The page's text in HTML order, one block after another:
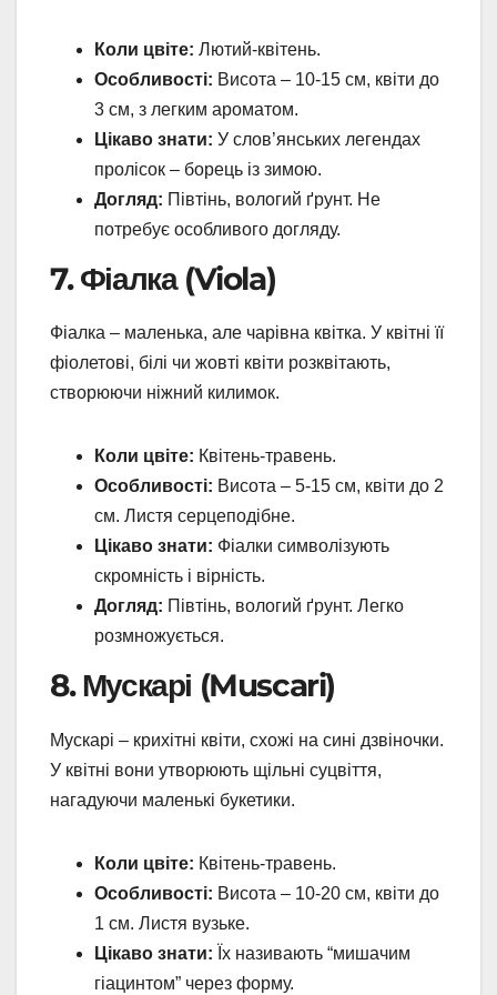
Коли цвіте: Лютий-квітень.
Особливості: Висота – 10-15 см, квіти до
3 см, з легким ароматом.
Цікаво знати: У слов’янських легендах
пролісок – борець із зимою.
Догляд: Півтінь, вологий ґрунт. Не
потребує особливого догляду.
7. Фіалка (Viola)
Фіалка – маленька, але чарівна квітка. У квітні її
фіолетові, білі чи жовті квіти розквітають,
створюючи ніжний килимок.
Коли цвіте: Квітень-травень.
Особливості: Висота – 5-15 см, квіти до 2
см. Листя серцеподібне.
Цікаво знати: Фіалки символізують
скромність і вірність.
Догляд: Півтінь, вологий ґрунт. Легко
розмножується.
8. Мускарі (Muscari)
Мускарі – крихітні квіти, схожі на сині дзвіночки.
У квітні вони утворюють щільні суцвіття,
нагадуючи маленькі букетики.
Коли цвіте: Квітень-травень.
Особливості: Висота – 10-20 см, квіти до
1 см. Листя вузьке.
Цікаво знати: Їх називають “мишачим
гіацинтом” через форму.